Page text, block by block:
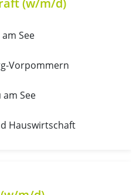
(w/m/d)
See
Vorpommern
am See
Hauswirtschaft